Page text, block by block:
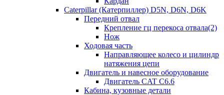
Caterpillar (Катерпиллер) D5N, D6N, D6K
Передний отвал
Крепление гц перекоса отвала(2)
Нож
Ходовая часть
Направляющее колесо и цилиндр
натяжения цепи
Двигатель и навесное оборудование
Двигатель CAT C6.6
Кабина, кузовные детали